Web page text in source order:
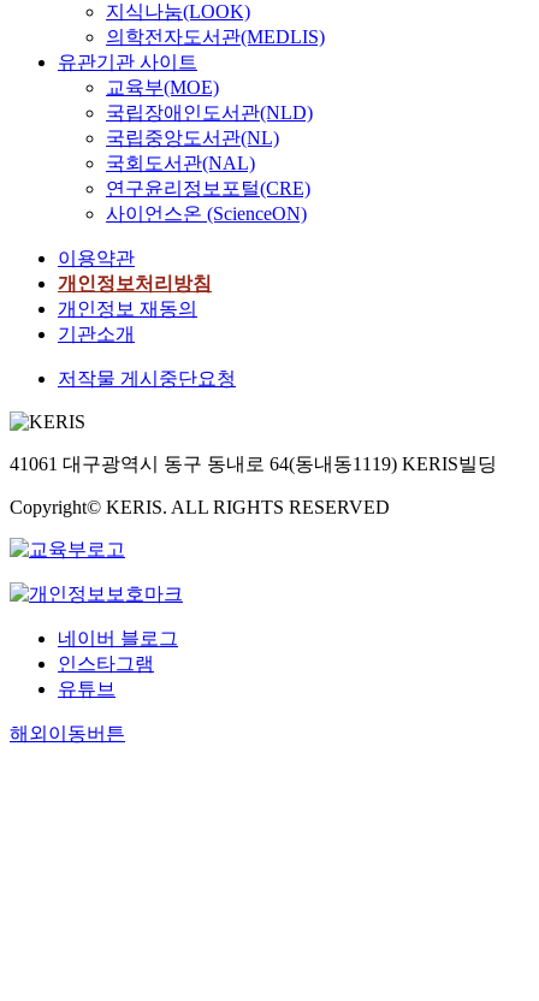
지식나눔(LOOK)
의학전자도서관(MEDLIS)
유관기관 사이트
교육부(MOE)
국립장애인도서관(NLD)
국립중앙도서관(NL)
국회도서관(NAL)
연구윤리정보포털(CRE)
사이언스온 (ScienceON)
이용약관
개인정보처리방침
개인정보 재동의
기관소개
저작물 게시중단요청
41061 대구광역시 동구 동내로 64(동내동1119) KERIS빌딩
Copyright© KERIS. ALL RIGHTS RESERVED
네이버 블로그
인스타그램
유튜브
해외이동버튼